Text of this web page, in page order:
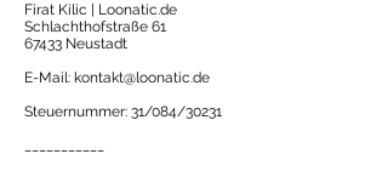
Firat Kilic | Loonatic.de
Schlachthofstraße 61
67433 Neustadt
E-Mail: kontakt@loonatic.de
Steuernummer: 31/084/30231